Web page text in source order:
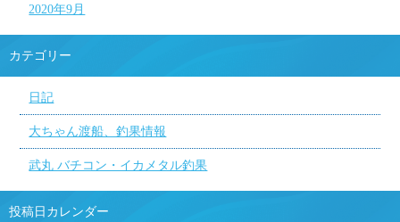
2020年9月
カテゴリー
日記
大ちゃん渡船、釣果情報
武丸 バチコン・イカメタル釣果
投稿日カレンダー